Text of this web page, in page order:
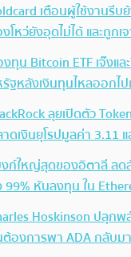
เตือนผู้ใช้งานรี
โหว่ยังอุดไม่ได้ และถูกเ
ทุน Bitcoin ETF เจ๊งแล
ฐหลังเงินทุนไหลออกไ
ลุยเปิดตัว
ดเงินยุโรปมูลค่า 3.11
ก์ใหญ่สุดของอิตาลี ลด
99% หันลงทุน ใน
Hoskinson ปลุก
องการพา ADA กลับม